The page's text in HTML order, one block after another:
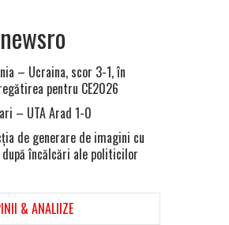
– Ucraina, scor 3-1, în
pentru CE2026
– UTA Arad 1-0
de generare de imagini cu
după încălcări ale politicilor
& ANALIIZE